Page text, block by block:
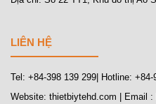
LIÊN HỆ
Tel: +84-398 139 299| Hotline: +84-
Website: thietbiytehd.com | Email :